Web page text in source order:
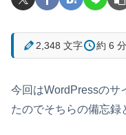
2,348 文字 約 6
今回はWordPressのサ
たのでそちらの備忘録